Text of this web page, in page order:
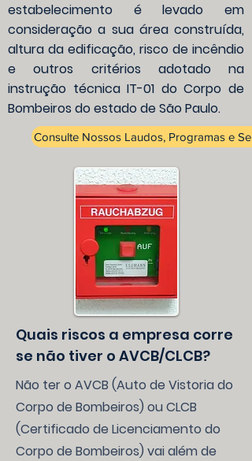
estabelecimento é levado em
consideração a sua área construída,
altura da edificação, risco de incêndio
e outros critérios adotado na
instrução técnica IT-01 do Corpo de
Bombeiros do estado de São Paulo.
Consulte Nossos Laudos, Programas e
Quais riscos a empresa corre
se não tiver o AVCB/CLCB?
Não ter o AVCB (Auto de Vistoria do
Corpo de Bombeiros) ou CLCB
(Certificado de Licenciamento do
Corpo de Bombeiros) vai além de